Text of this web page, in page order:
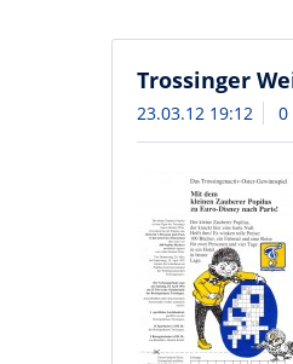
Trossinger
23.03.12 19:12 0